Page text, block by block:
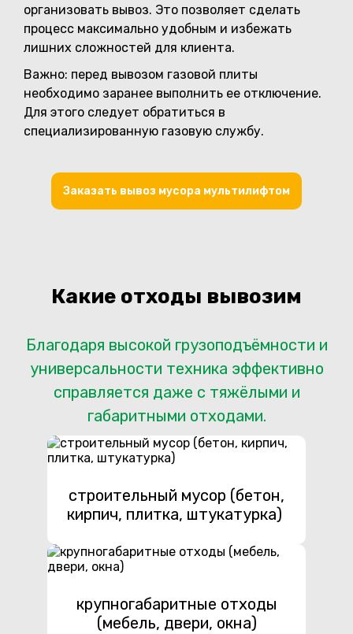
организовать вывоз. Это позволяет сделать
процесс максимально удобным и избежать
лишних сложностей для клиента.
Важно: перед вывозом газовой плиты
необходимо заранее выполнить ее отключение.
Для этого следует обратиться в
специализированную газовую службу.
Заказать вывоз мусора мультилифтом
Какие отходы вывозим
Благодаря высокой грузоподъёмности и
универсальности техника эффективно
справляется даже с тяжёлыми и
габаритными отходами.
строительный мусор (бетон,
кирпич, плитка, штукатурка)
крупногабаритные отходы
(мебель, двери, окна)